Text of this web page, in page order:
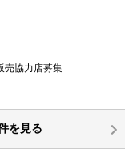
売協力店募集
を見る